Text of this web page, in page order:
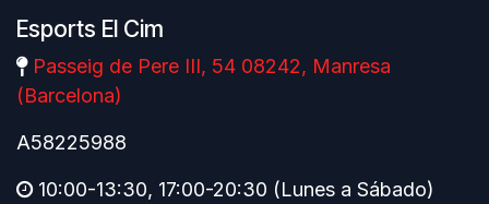
Esports El Cim
Passeig de Pere III, 54 08242, Manresa
(Barcelona)
A58225988
10:00-13:30, 17:00-20:30 (Lunes a Sábado)